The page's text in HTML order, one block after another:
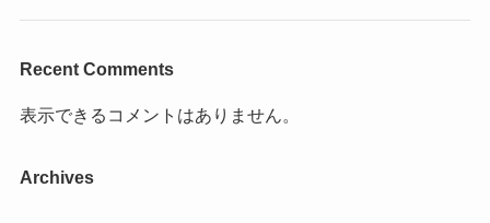
Recent Comments
表示できるコメントはありません。
Archives